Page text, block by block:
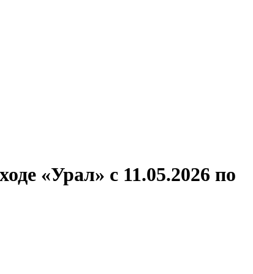
«Урал» с 11.05.2026 по